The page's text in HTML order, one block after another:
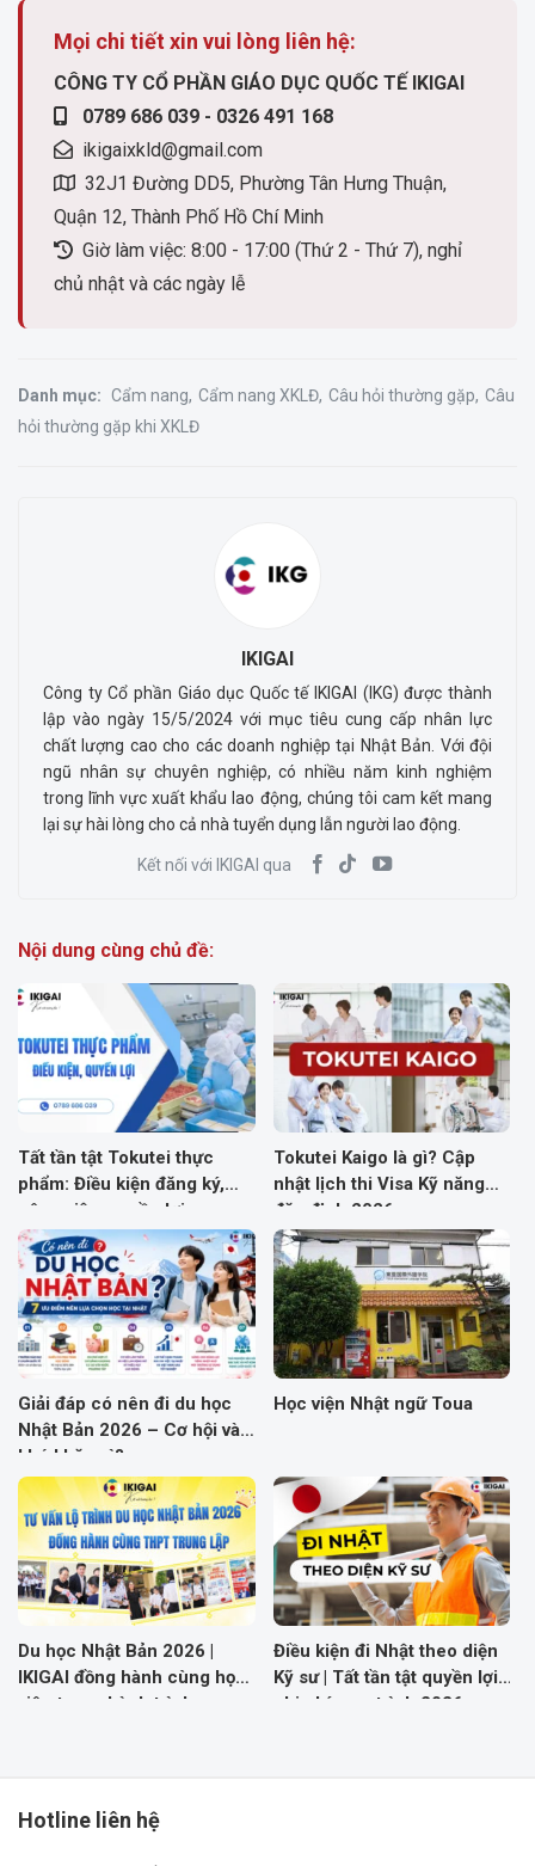
Mọi chi tiết xin vui lòng liên hệ:
CÔNG TY CỔ PHẦN GIÁO DỤC QUỐC TẾ IKIGAI
0789 686 039 - 0326 491 168
ikigaixkld@gmail.com
32J1 Đường DD5, Phường Tân Hưng Thuận,
Quận 12, Thành Phố Hồ Chí Minh
Giờ làm việc: 8:00 - 17:00 (Thứ 2 - Thứ 7), nghỉ
chủ nhật và các ngày lễ
Danh mục: Cẩm nang Cẩm nang XKLĐ Câu hỏi thường gặp Câu
hỏi thường gặp khi XKLĐ
IKIGAI
Công ty Cổ phần Giáo dục Quốc tế IKIGAI (IKG) được thành
lập vào ngày 15/5/2024 với mục tiêu cung cấp nhân lực
chất lượng cao cho các doanh nghiệp tại Nhật Bản. Với đội
ngũ nhân sự chuyên nghiệp, có nhiều năm kinh nghiệm
trong lĩnh vực xuất khẩu lao động, chúng tôi cam kết mang
lại sự hài lòng cho cả nhà tuyển dụng lẫn người lao động.
Kết nối với IKIGAI qua
Nội dung cùng chủ đề:
Tất tần tật Tokutei thực
phẩm: Điều kiện đăng ký,
công việc, quyền lợi
Tokutei Kaigo là gì? Cập
nhật lịch thi Visa Kỹ năng
đặc định 2026
Giải đáp có nên đi du học
Nhật Bản 2026 – Cơ hội và
khó khăn gì?
Học viện Nhật ngữ Toua
Du học Nhật Bản 2026 |
IKIGAI đồng hành cùng học
viên trong hành trình sang
Điều kiện đi Nhật theo diện
Kỹ sư | Tất tần tật quyền lợi,
chi phí, quy trình 2026
Hotline liên hệ